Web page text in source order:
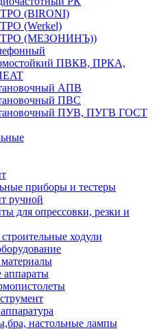
(BIRONI)
(Werkel)
(МЕЗОНИНЪ))
ПВКВ, ПРКА,
АПВ
ПВС
ПУВ, ПУГВ ГОСТ
приборы и тестеры
ручной
для опрессовки, резки и
ходули
аппараты
настольные лампы